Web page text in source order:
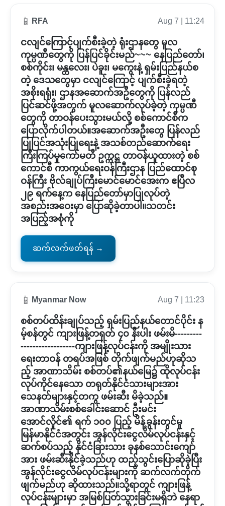
📱 RFA Aug 7 | 11:24
ငလျင်ကြောင့်ပျက်စီးခဲ့တဲ့ ရုံးဌာနတွေ မူလ
ကုမ္ပဏီတွေကို ပြန်ပြင်ခိုင်းမည်~~~ နေပြည်တော်၊
စစ်ကိုင်း၊ မန္တလေး၊ ပဲခူး၊ မကွေးနဲ့ ရှမ်းပြည်နယ်စ
တဲ့ ဒေသတွေမှာ ငလျင်ကြောင့် ပျက်စီးခဲ့ရတဲ့
အစိုးရရုံး၊ ဌာနအဆောက်အဦတွေကို ပြန်လည်
ပြင်ဆင်ဖို့အတွက် မူလဆောက်လုပ်ခဲ့တဲ့ ကုမ္ပဏီ
တွေကို တာဝန်ပေးသွားမယ်လို့ စစ်ကောင်စီက
ပြောလိုက်ပါတယ်။အဆောက်အဦးတွေ ပြန်လည်
ပြုပြင်အသုံးပြုရေးနဲ့ အသစ်တည်ဆောက်ရေး
ကြီးကြပ်မှုကော်မတီ ဥက္ကဋ္ဌ တာဝန်ယူထားတဲ့ စစ်
ကောင်စီ ကာကွယ်ရေးဝန်ကြီးဌာန ပြည်ထောင်စု
ဝန်ကြီး ဗိုလ်ချုပ်ကြီးမောင်မောင်အေးက ဧပြီလ
၂၉ ရက်နေ့က နေပြည်တော်မှာပြုလုပ်တဲ့
အစည်းအဝေးမှာ ပြောဆိုခဲ့တာပါ။သတင်း
အပြည့်အစုံကို
ဆက်လက်ဖတ်ရန် →
📱 Myanmar Now Aug 7 | 11:23
စစ်တပ်ထိန်းချုပ်သည့် ရှမ်းပြည်နယ်တောင်ပိုင်း န
မ့်စန်တွင် ကျားဖြန့်တရုတ် ၄၀ နီးပါး ဖမ်းမိ---------
------------------ကျားဖြန့်လုပ်ငန်းကို အမျိုးသား
ရေးတာဝန် တရပ်အဖြစ် တိုက်ဖျက်မည်ဟုဆိုသ
ည့် အာဏာသိမ်း စစ်တပ်၏နယ်မြေ၌ ထိုလုပ်ငန်း
လုပ်ကိုင်နေသော တရုတ်နိုင်ငံသားများအား
သေနတ်များနှင့်တကွ ဖမ်းဆီး မိခဲ့သည်။
အာဏာသိမ်းစစ်ခေါင်းဆောင် ဦးမင်း
အောင်လှိုင်၏ ရက် ၁၀၀ ပြည့် မိန့်ခွန်းတွင်မူ
မြန်မာနိုင်ငံအတွင်း အွန်လိုင်းငွေလိမ်လုပ်ငန်းနှင့်
ဆက်စပ်သည့် နိုင်ငံခြားသား ခုနစ်သောင်းကျော်
အား ဖမ်းဆီးနိုင်ခဲ့သည်ဟု ထည့်သွင်းပြောဆိုခဲ့ပြီး
အွန်လိုင်းငွေလိမ်လုပ်ငန်းများကို ဆက်လက်တိုက်
ဖျက်မည်ဟု ဆိုထားသည်။သို့ရာတွင် ကျားဖြန့်
လုပ်ငန်းများမှာ အမြစ်ပြတ်သွားခြင်းမရှိဘဲ နေရာ